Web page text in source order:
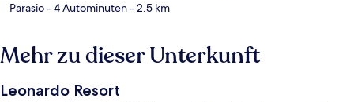
Parasio- 4 Autominuten- 2.5 km
Mehr zu dieser Unterkunft
Leonardo Resort